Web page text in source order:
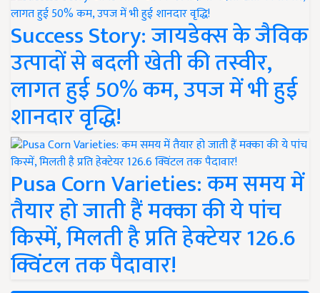
Success Story: जायडेक्स के जैविक
उत्पादों से बदली खेती की तस्वीर,
लागत हुई 50% कम, उपज में भी हुई
शानदार वृद्धि!
Pusa Corn Varieties: कम समय में
तैयार हो जाती हैं मक्का की ये पांच
किस्में, मिलती है प्रति हेक्टेयर 126.6
क्विंटल तक पैदावार!